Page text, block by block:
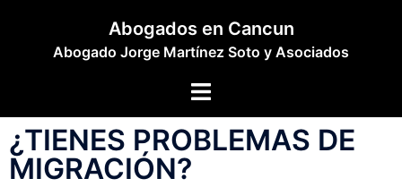
Abogados en Cancun
Abogado Jorge Martínez Soto y Asociados
¿TIENES PROBLEMAS DE
MIGRACIÓN?